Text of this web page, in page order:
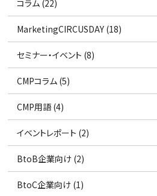
コラム (22)
MarketingCIRCUSDAY (18)
セミナー・イベント (8)
CMPコラム (5)
CMP用語 (4)
イベントレポート (2)
BtoB企業向け (2)
BtoC企業向け (1)